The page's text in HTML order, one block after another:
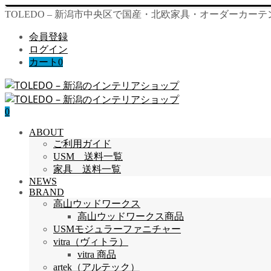
TOLEDO – 新潟市中央区で国産・北欧家具・オーダーカーテ
会員登録
ログイン
カート 0
0
ABOUT
ご利用ガイド
USM 送料一覧
家具 送料一覧
NEWS
BRAND
高山ウッドワークス
高山ウッドワークス商品
USMモジュラーファニチャー
vitra（ヴィトラ）
vitra 商品
artek（アルテック）